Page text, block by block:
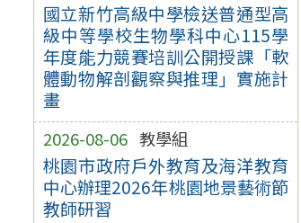
國立新竹高級中學檢送普通型高
級中等學校生物學科中心115學
年度能力競賽培訓公開授課「軟
體動物解剖觀察與推理」實施計
畫
2026-08-06 教學組
桃園市政府戶外教育及海洋教育
中心辦理2026年桃園地景藝術節
教師研習